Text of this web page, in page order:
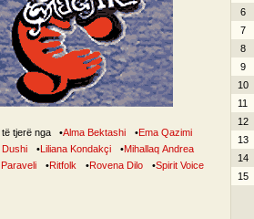
tjerë nga •Alma Bektashi •Ema Qazimi
•Liliana Kondakçi •Mihallaq Andrea
•Ritfolk •Rovena Dilo •Spirit Voice
6
7
8
9
10
11
12
13
14
15